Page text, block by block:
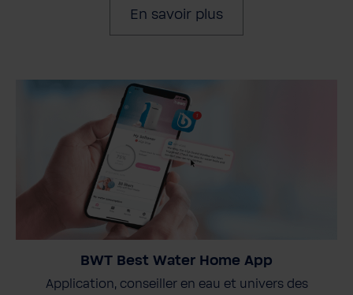
En savoir plus
BWT Best Water Home App
Application, conseiller en eau et univers des